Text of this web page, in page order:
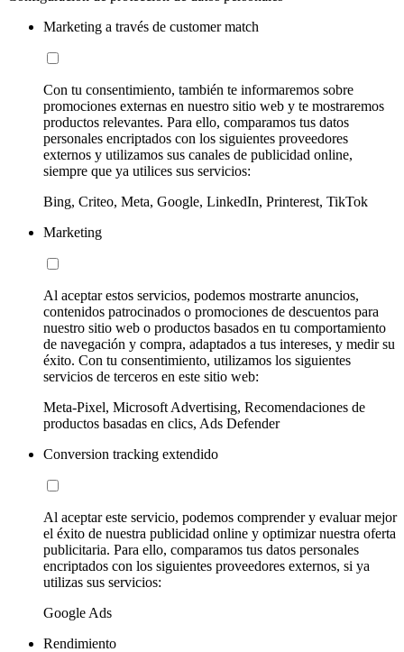
Marketing a través de customer match
Con tu consentimiento, también te informaremos sobre
promociones externas en nuestro sitio web y te mostraremos
productos relevantes. Para ello, comparamos tus datos
personales encriptados con los siguientes proveedores
externos y utilizamos sus canales de publicidad online,
siempre que ya utilices sus servicios:
Bing, Criteo, Meta, Google, LinkedIn, Printerest, TikTok
Marketing
Al aceptar estos servicios, podemos mostrarte anuncios,
contenidos patrocinados o promociones de descuentos para
nuestro sitio web o productos basados en tu comportamiento
de navegación y compra, adaptados a tus intereses, y medir su
éxito. Con tu consentimiento, utilizamos los siguientes
servicios de terceros en este sitio web:
Meta-Pixel, Microsoft Advertising, Recomendaciones de
productos basadas en clics, Ads Defender
Conversion tracking extendido
Al aceptar este servicio, podemos comprender y evaluar mejor
el éxito de nuestra publicidad online y optimizar nuestra oferta
publicitaria. Para ello, comparamos tus datos personales
encriptados con los siguientes proveedores externos, si ya
utilizas sus servicios:
Google Ads
Rendimiento